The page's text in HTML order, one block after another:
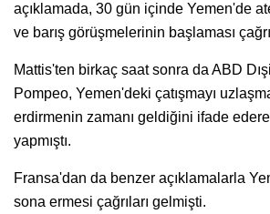
açıklamada, 30 gün içinde Yemen'de
ve barış görüşmelerinin başlaması
Mattis'ten birkaç saat sonra da ABD
Pompeo, Yemen'deki çatışmayı
erdirmenin zamanı geldiğini ifade
yapmıştı.
Fransa'dan da benzer açıklamalarla
sona ermesi çağrıları gelmişti.